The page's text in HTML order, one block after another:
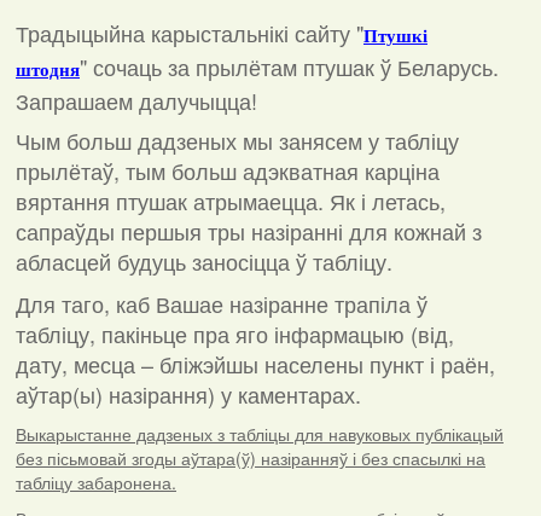
Традыцыйна карыстальнікі сайту "Птушкі
штодня"сочаць за прылётам птушак ў Беларусь.
Запрашаем далучыцца!
Чым больш дадзеных мы занясем у табліцу
прылётаў, тым больш адэкватная карціна
вяртання птушак атрымаецца. Як і летась,
сапраўды першыя тры назіранні для кожнай з
абласцей будуць заносіцца ў табліцу.
Для таго, каб Вашае назіранне трапіла ў
табліцу, пакіньце пра яго інфармацыю (від,
дату, месца – бліжэйшы населены пункт і раён,
аўтар(ы) назірання) у каментарах.
Выкарыстанне дадзеных з табліцы для навуковых публікацый
без пісьмовай згоды аўтара(ў) назіранняў і без спасылкі на
табліцу забаронена.